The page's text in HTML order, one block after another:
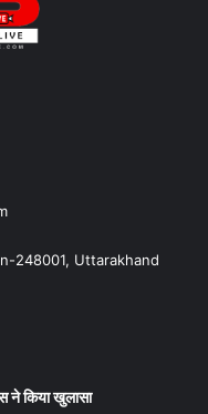
248001, Uttarakhand
ने किया खुलासा